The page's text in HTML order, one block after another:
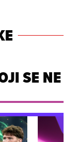
SE NE